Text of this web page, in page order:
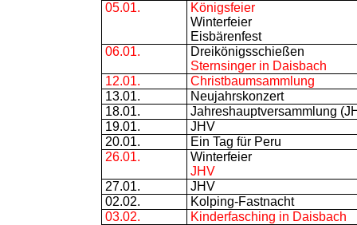
05.01.
Königsfeier
Winterfeier
Eisbärenfest
06.01.
Dreikönigsschießen
Sternsinger in Daisbach
12.01.
Christbaumsammlung
13.01.
Neujahrskonzert
18.01.
Jahreshauptversammlung
19.01.
JHV
20.01.
Ein Tag für Peru
26.01.
Winterfeier
JHV
27.01.
JHV
02.02.
Kolping-Fastnacht
03.02.
Kinderfasching in Daisbach